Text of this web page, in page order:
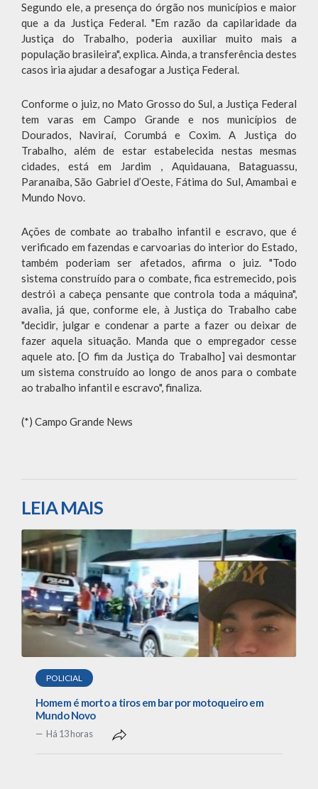
Segundo ele, a presença do órgão nos municípios e maior
que a da Justiça Federal. "Em razão da capilaridade da
Justiça do Trabalho, poderia auxiliar muito mais a
população brasileira", explica. Ainda, a transferência destes
casos iria ajudar a desafogar a Justiça Federal.
Conforme o juiz, no Mato Grosso do Sul, a Justiça Federal
tem varas em Campo Grande e nos municípios de
Dourados, Naviraí, Corumbá e Coxim. A Justiça do
Trabalho, além de estar estabelecida nestas mesmas
cidades, está em Jardim , Aquidauana, Bataguassu,
Paranaíba, São Gabriel d’Oeste, Fátima do Sul, Amambai e
Mundo Novo.
Ações de combate ao trabalho infantil e escravo, que é
verificado em fazendas e carvoarias do interior do Estado,
também poderiam ser afetados, afirma o juiz. "Todo
sistema construído para o combate, fica estremecido, pois
destrói a cabeça pensante que controla toda a máquina",
avalia, já que, conforme ele, à Justiça do Trabalho cabe
"decidir, julgar e condenar a parte a fazer ou deixar de
fazer aquela situação. Manda que o empregador cesse
aquele ato. [O fim da Justiça do Trabalho] vai desmontar
um sistema construído ao longo de anos para o combate
ao trabalho infantil e escravo", finaliza.
(*) Campo Grande News
LEIA MAIS
POLICIAL
Homem é morto a tiros em bar por motoqueiro em
Mundo Novo
Há 13 horas